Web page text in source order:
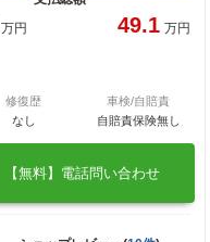
万円 49.1 万円
修復歴
なし
車検/自賠責
自賠責保険無し
【無料】電話問い合わせ